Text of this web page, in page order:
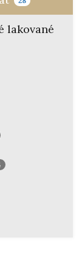
lakované